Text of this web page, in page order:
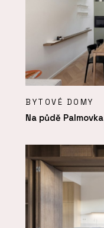
BYTOVÉ DOMY
Na půdě Palmovka